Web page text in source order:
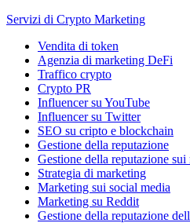
Servizi di Crypto Marketing
Vendita di token
Agenzia di marketing DeFi
Traffico crypto
Crypto PR
Influencer su YouTube
Influencer su Twitter
SEO su cripto e blockchain
Gestione della reputazione
Gestione della reputazione
Strategia di marketing
Marketing sui social media
Marketing su Reddit
Gestione della reputazione